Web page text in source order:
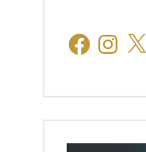
FacebookInstagram
X